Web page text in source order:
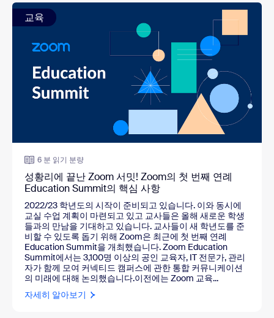
교육
6 분 읽기 분량
성황리에 끝난 Zoom 서밋! Zoom의 첫 번째 연례
Education Summit의 핵심 사항
2022/23 학년도의 시작이 준비되고 있습니다. 이와 동시에
교실 수업 계획이 마련되고 있고 교사들은 올해 새로운 학생
들과의 만남을 기대하고 있습니다. 교사들이 새 학년도를 준
비할 수 있도록 돕기 위해 Zoom은 최근에 첫 번째 연례
Education Summit을 개최했습니다. Zoom Education
Summit에서는 3,100명 이상의 공인 교육자, IT 전문가, 관리
자가 함께 모여 커넥티드 캠퍼스에 관한 통합 커뮤니케이션
의 미래에 대해 논의했습니다.이전에는 Zoom 교육...
자세히 알아보기